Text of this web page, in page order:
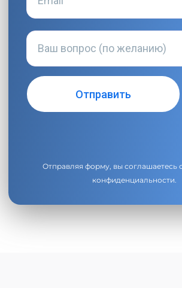
Отправляя форму, вы соглашаетесь с
конфиденциальности.